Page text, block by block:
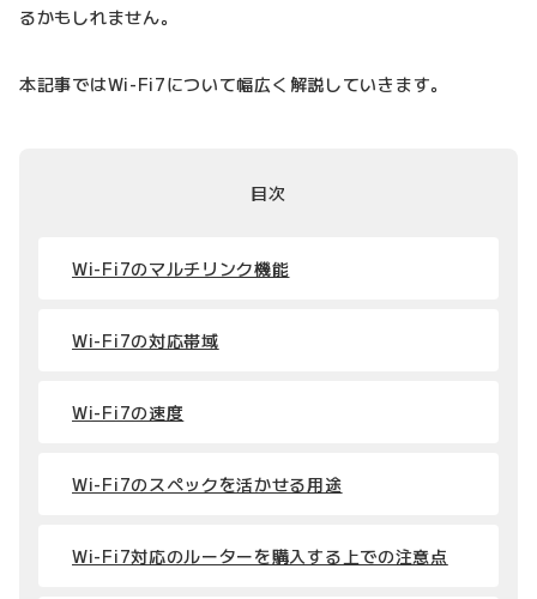
るかもしれません。
本記事ではWi-Fi7について幅広く解説していきます。
目次
Wi-Fi7のマルチリンク機能
Wi-Fi7の対応帯域
Wi-Fi7の速度
Wi-Fi7のスペックを活かせる用途
Wi-Fi7対応のルーターを購入する上での注意点